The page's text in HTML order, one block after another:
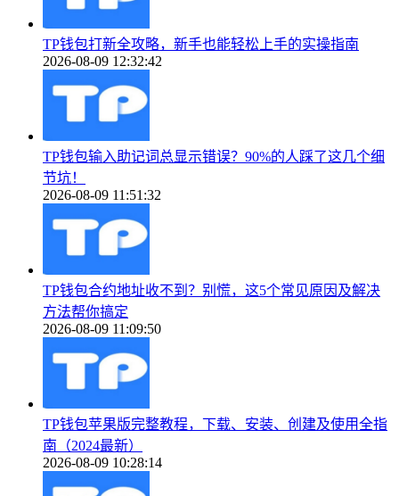
TP钱包打新全攻略，新手也能轻松上手的实操指南
2026-08-09 12:32:42
TP钱包输入助记词总显示错误？90%的人踩了这几个细
节坑！
2026-08-09 11:51:32
TP钱包合约地址收不到？别慌，这5个常见原因及解决
方法帮你搞定
2026-08-09 11:09:50
TP钱包苹果版完整教程，下载、安装、创建及使用全指
南（2024最新）
2026-08-09 10:28:14